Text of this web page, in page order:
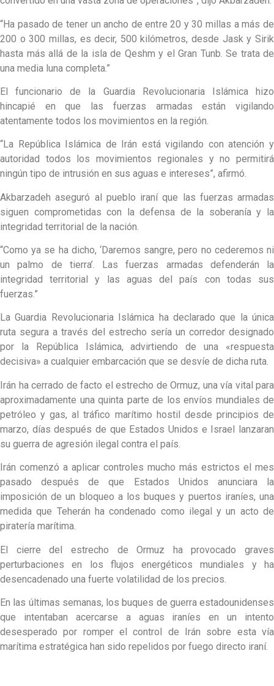
“Ha pasado de tener un ancho de entre 20 y 30 millas a más de
200 o 300 millas, es decir, 500 kilómetros, desde Jask y Sirik
hasta más allá de la isla de Qeshm y el Gran Tunb. Se trata de
una media luna completa.”
El funcionario de la Guardia Revolucionaria Islámica hizo
hincapié en que las fuerzas armadas están vigilando
atentamente todos los movimientos en la región.
“La República Islámica de Irán está vigilando con atención y
autoridad todos los movimientos regionales y no permitirá
ningún tipo de intrusión en sus aguas e intereses”, afirmó.
Akbarzadeh aseguró al pueblo iraní que las fuerzas armadas
siguen comprometidas con la defensa de la soberanía y la
integridad territorial de la nación.
“Como ya se ha dicho, ‘Daremos sangre, pero no cederemos ni
un palmo de tierra’. Las fuerzas armadas defenderán la
integridad territorial y las aguas del país con todas sus
fuerzas.”
La Guardia Revolucionaria Islámica ha declarado que la única
ruta segura a través del estrecho sería un corredor designado
por la República Islámica, advirtiendo de una «respuesta
decisiva» a cualquier embarcación que se desvíe de dicha ruta.
Irán ha cerrado de facto el estrecho de Ormuz, una vía vital para
aproximadamente una quinta parte de los envíos mundiales de
petróleo y gas, al tráfico marítimo hostil desde principios de
marzo, días después de que Estados Unidos e Israel lanzaran
su guerra de agresión ilegal contra el país.
Irán comenzó a aplicar controles mucho más estrictos el mes
pasado después de que Estados Unidos anunciara la
imposición de un bloqueo a los buques y puertos iraníes, una
medida que Teherán ha condenado como ilegal y un acto de
piratería marítima.
El cierre del estrecho de Ormuz ha provocado graves
perturbaciones en los flujos energéticos mundiales y ha
desencadenado una fuerte volatilidad de los precios.
En las últimas semanas, los buques de guerra estadounidenses
que intentaban acercarse a aguas iraníes en un intento
desesperado por romper el control de Irán sobre esta vía
marítima estratégica han sido repelidos por fuego directo iraní.